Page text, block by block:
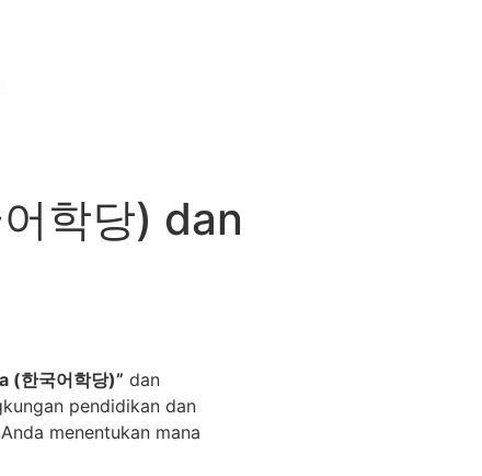
학당) dan
(한국어학당)” dan
pendidikan dan
menentukan mana